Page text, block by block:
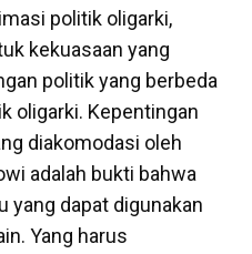
politik oligarki,
kekuasaan yang
politik yang berbeda
oligarki. Kepentingan
diakomodasi oleh
adalah bukti bahwa
yang dapat digunakan
Yang harus